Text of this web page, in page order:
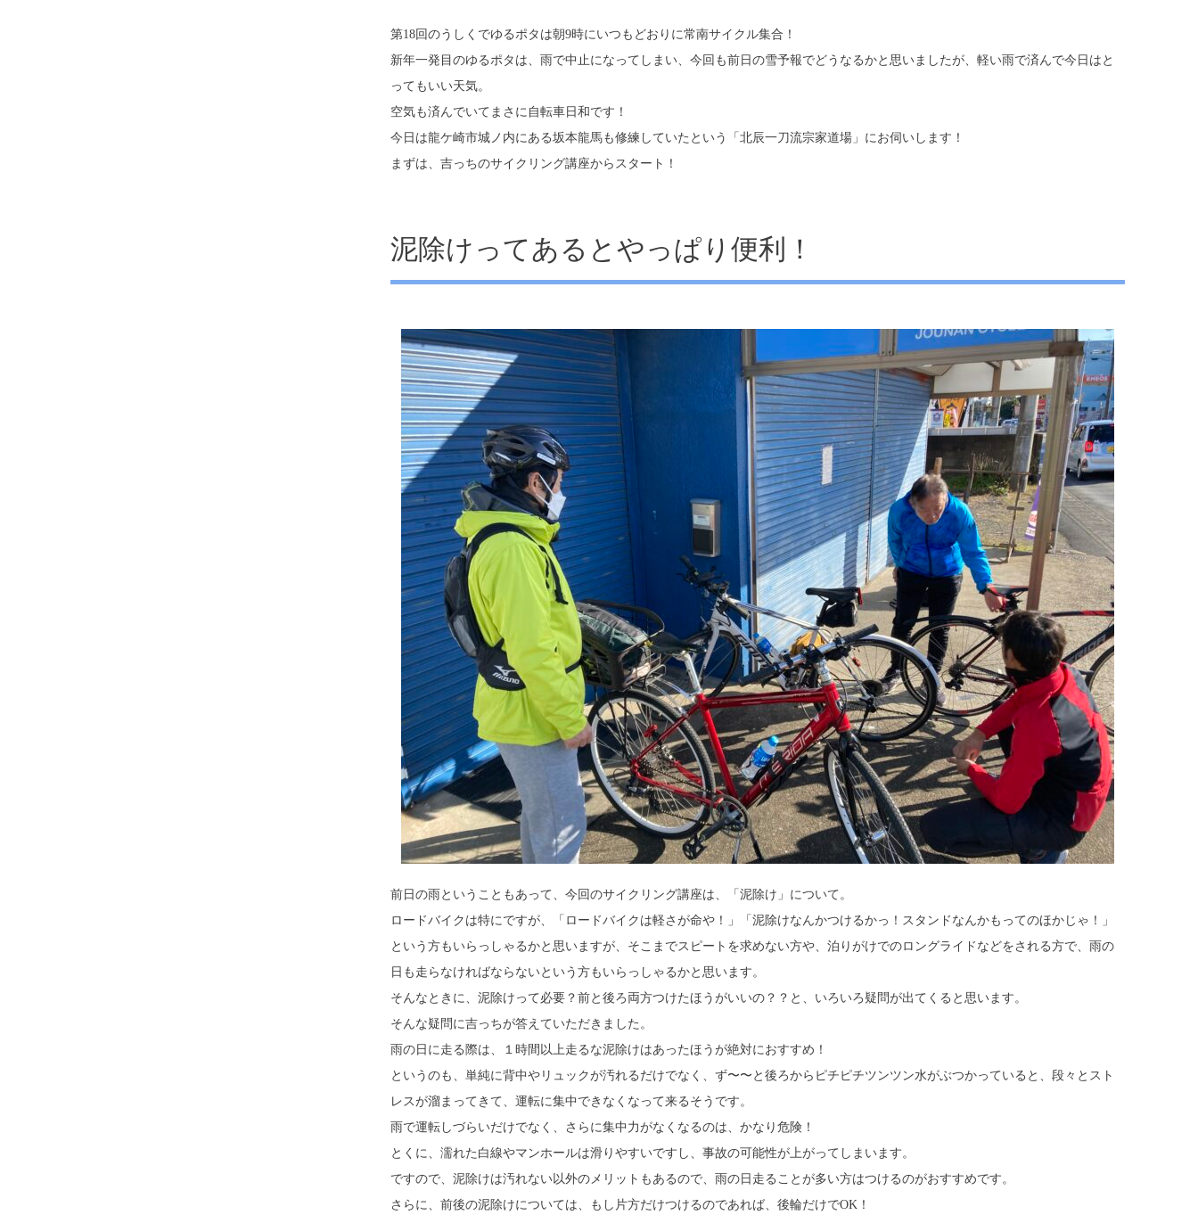
第18回のうしくでゆるポタは朝9時にいつもどおりに常南サイクル集合！
新年一発目のゆるポタは、雨で中止になってしまい、今回も前日の雪予報でどうなるかと思いましたが、軽い雨で済んで今日はと
ってもいい天気。
空気も済んでいてまさに自転車日和です！
今日は龍ケ崎市城ノ内にある坂本龍馬も修練していたという「北辰一刀流宗家道場」にお伺いします！
まずは、吉っちのサイクリング講座からスタート！
泥除けってあるとやっぱり便利！
前日の雨ということもあって、今回のサイクリング講座は、「泥除け」について。
ロードバイクは特にですが、「ロードバイクは軽さが命や！」「泥除けなんかつけるかっ！スタンドなんかもってのほかじゃ！」
という方もいらっしゃるかと思いますが、そこまでスピートを求めない方や、泊りがけでのロングライドなどをされる方で、雨の
日も走らなければならないという方もいらっしゃるかと思います。
そんなときに、泥除けって必要？前と後ろ両方つけたほうがいいの？？と、いろいろ疑問が出てくると思います。
そんな疑問に吉っちが答えていただきました。
雨の日に走る際は、１時間以上走るな泥除けはあったほうが絶対におすすめ！
というのも、単純に背中やリュックが汚れるだけでなく、ず〜〜と後ろからピチピチツンツン水がぶつかっていると、段々とスト
レスが溜まってきて、運転に集中できなくなって来るそうです。
雨で運転しづらいだけでなく、さらに集中力がなくなるのは、かなり危険！
とくに、濡れた白線やマンホールは滑りやすいですし、事故の可能性が上がってしまいます。
ですので、泥除けは汚れない以外のメリットもあるので、雨の日走ることが多い方はつけるのがおすすめです。
さらに、前後の泥除けについては、もし片方だけつけるのであれば、後輪だけでOK！